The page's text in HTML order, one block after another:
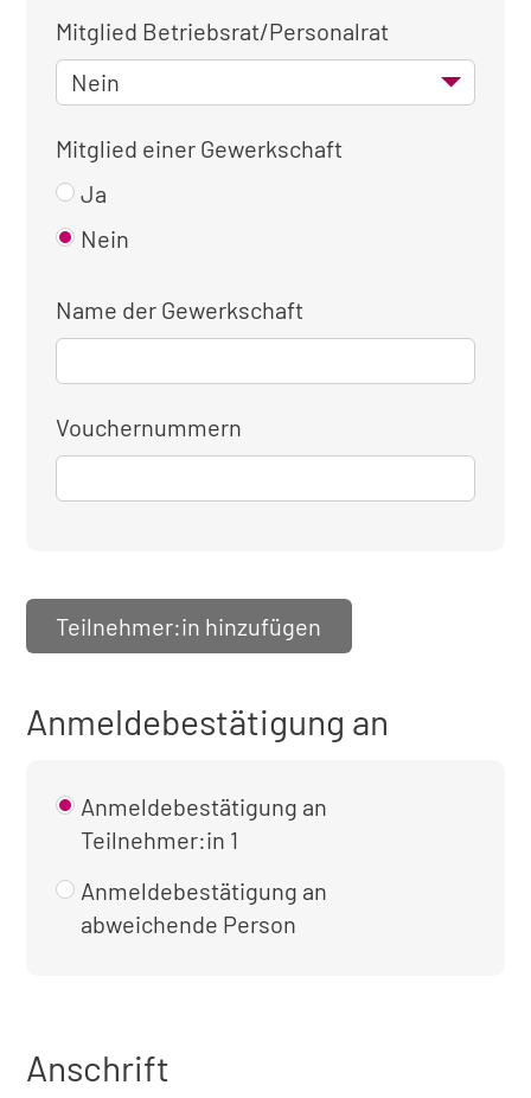
Mitglied Betriebsrat/Personalrat
Mitglied einer Gewerkschaft
Ja
Nein
Name der Gewerkschaft
Vouchernummern
Teilnehmer:in hinzufügen
Anmeldebestätigung an
Anmeldebestätigung an
Teilnehmer:in 1
Anmeldebestätigung an
abweichende Person
Anschrift